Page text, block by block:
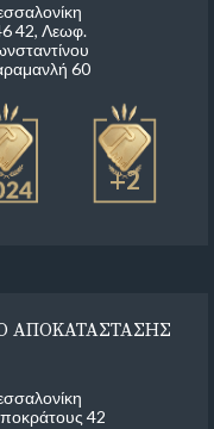
42, Λεωφ.
60
+2
ΑΠΟΚΑΤΑΣΤΑΣΗΣ
42